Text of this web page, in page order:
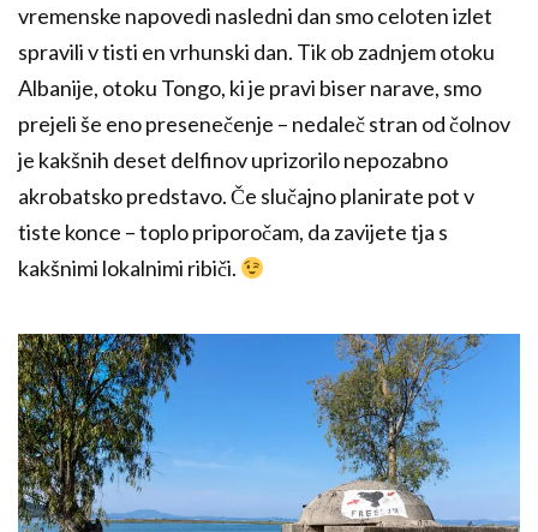
vremenske napovedi nasledni dan smo celoten izlet
spravili v tisti en vrhunski dan. Tik ob zadnjem otoku
Albanije, otoku Tongo, ki je pravi biser narave, smo
prejeli še eno presenečenje – nedaleč stran od čolnov
je kakšnih deset delfinov uprizorilo nepozabno
akrobatsko predstavo. Če slučajno planirate pot v
tiste konce – toplo priporočam, da zavijete tja s
kakšnimi lokalnimi ribiči.